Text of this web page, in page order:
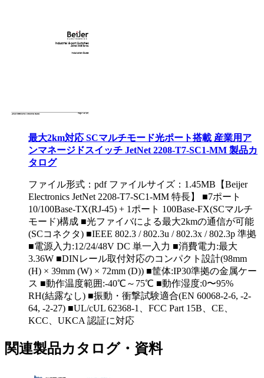
最大2km対応 SCマルチモード光ポート搭載 産業用ア
ンマネージドスイッチ JetNet 2208-T7-SC1-MM 製品カ
タログ
ファイル形式：pdf ファイルサイズ：1.45MB 【Beijer
Electronics JetNet 2208-T7-SC1-MM 特長】 ■7ポート
10/100Base-TX(RJ-45) + 1ポート 100Base-FX(SCマルチ
モード)構成 ■光ファイバによる最大2kmの通信が可能
(SCコネクタ) ■IEEE 802.3 / 802.3u / 802.3x / 802.3p 準拠
■電源入力:12/24/48V DC 単一入力 ■消費電力:最大
3.36W ■DINレール取付対応のコンパクト設計(98mm
(H) × 39mm (W) × 72mm (D)) ■筐体:IP30準拠の金属ケー
ス ■動作温度範囲:-40℃～75℃ ■動作湿度:0〜95%
RH(結露なし) ■振動・衝撃試験適合(EN 60068-2-6, -2-
64, -2-27) ■UL/cUL 62368-1、FCC Part 15B、CE、
KCC、UKCA 認証に対応
関連製品カタログ・資料